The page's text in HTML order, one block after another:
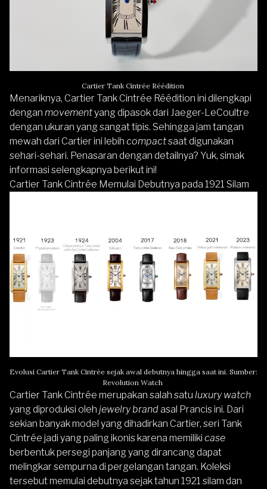
Cartier Tank Cintrée Réédition
Menariknya, Cartier Tank Cintrée Réédition ini dilengkapi
dengan movementyang dipasok dari Jaeger-LeCoultre
dengan ukuran yang sangat tipis. Sehingga jam tangan
mewah dari Cartier ini lebih compactsaat digunakan
sehari-sehari. Penasaran dengan detailnya? Yuk, simak
informasi selengkapnya berikut ini!
Cartier Tank Cintrée Memulai Debutnya pada 1921 Silam
Evolusi Cartier Tank Cintrée sejak awal debutnya hingga saat ini. Sumber:
Revolution Watch
Cartier Tank Cintrée merupakan salah satu luxury watch
yang diproduksi oleh jewelry brandasal Prancis ini. Dari
sekian banyak model yang dihadirkan Cartier, seri Tank
Cintrée jadi yang paling ikonis karena memiliki case
berbentuk persegi panjang yang dirancang dapat
melingkar sempurna di pergelangan tangan. Koleksi
tersebut memulai debutnya sejak tahun 1921 silam dan